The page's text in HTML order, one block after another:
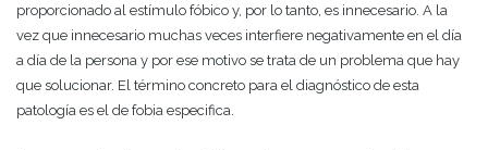
proporcionado al estímulo fóbico y, por lo tanto, es innecesario. A la
vez que innecesario muchas veces interfiere negativamente en el día
a día de la persona y por ese motivo se trata de un problema que hay
que solucionar. El término concreto para el diagnóstico de esta
patología es el de fobia especifica.